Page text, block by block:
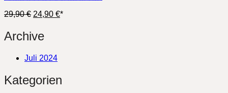
29,90€ Ursprünglicher
war:
29,90 €
24,90 €Aktueller
*
Archive
Juli 2024
Kategorien